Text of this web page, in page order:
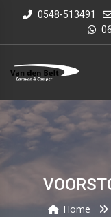
0548-513491
Home